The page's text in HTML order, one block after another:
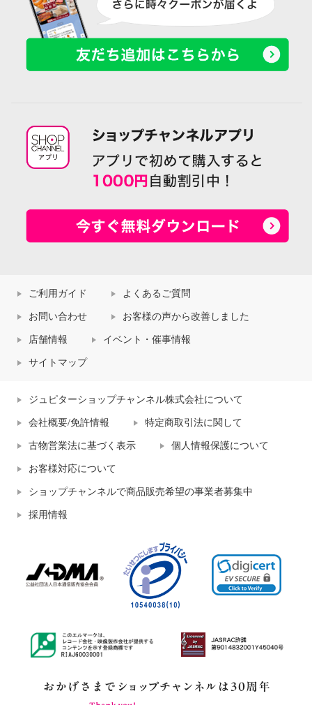
ご利用ガイド よくあるご質問
お問い合わせ お客様の声から改善しました
店舗情報 イベント・催事情報
サイトマップ
ジュピターショップチャンネル株式会社について
会社概要/免許情報 特定商取引法に関して
古物営業法に基づく表示 個人情報保護について
お客様対応について
ショップチャンネルで商品販売希望の事業者募集中
採用情報